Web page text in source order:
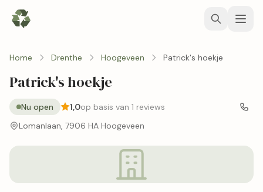
Home Drenthe Hoogeveen Patrick's hoekje
Patrick's hoekje
Nu open 1,0op basis van 1 reviews
Lomanlaan, 7906 HA Hoogeveen